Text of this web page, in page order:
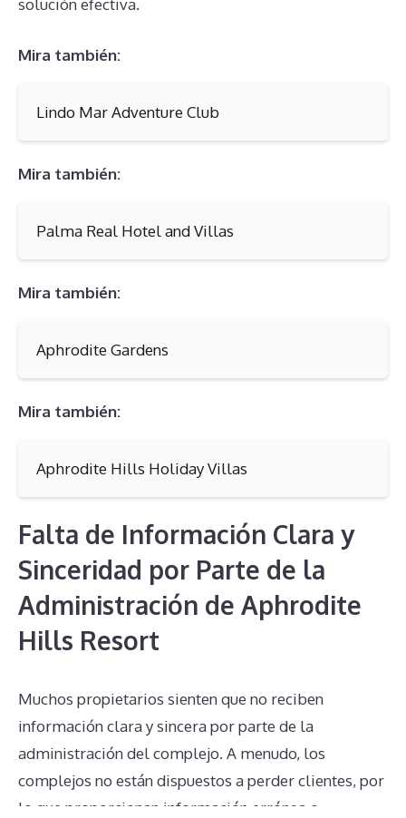
solución efectiva.
Mira también:
Lindo Mar Adventure Club
Mira también:
Palma Real Hotel and Villas
Mira también:
Aphrodite Gardens
Mira también:
Aphrodite Hills Holiday Villas
Falta de Información Clara y
Sinceridad por Parte de la
Administración de Aphrodite
Hills Resort
Muchos propietarios sienten que no reciben
información clara y sincera por parte de la
administración del complejo. A menudo, los
complejos no están dispuestos a perder clientes, por
lo que proporcionan información errónea o